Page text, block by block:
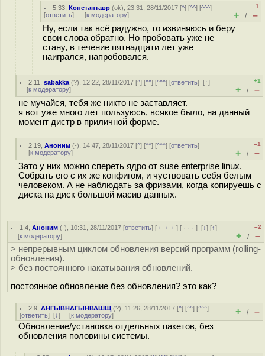
5.33 ,Константавр (ok), 23:31, 28/11/2017 [^] [^^] [^^^]
[ответить] [к модератору]
–1
+ / –
Ну, если так всё радужно, то извиняюсь и беру
свои слова обратно. Но пробовать уже не
стану, в течение пятнадцати лет уже
наигрался, напробовался.
2.11 ,sabakka (?), 12:22, 28/11/2017 [^] [^^] [^^^] [ответить][↑]
[к модератору]
+1
+ / –
не мучайся, тебя же никто не заставляет.
я вот уже много лет пользуюсь, всякое было, на данный
момент дистр в приличной форме.
2.19 ,Аноним (-), 14:47, 28/11/2017 [^] [^^] [^^^] [ответить]
[к модератору]
–1
+ / –
Зато у них можно спереть ядро от suse enterprise linux.
Собрать его с их же конфигом, и чуствовать себя белым
человеком. А не наблюдать за фризами, когда копируешь с
диска на диск большой масив данных.
1.4 ,Аноним (-), 10:31, 28/11/2017 [ответить] [ ﹢﹢﹢] [ · · ·][↓] [↑]
[к модератору]
–2
+ / –
> непрерывным циклом обновления версий программ (rolling-
обновления).
> без постоянного накатывания обновлений.
постоянное обновление без обновления? это как?
2.9 ,АНГЫВНАГЫНВАШЩ (?), 11:26, 28/11/2017 [^] [^^] [^^^]
[ответить] [↓] [к модератору] + / –
Обновление/установка отдельных пакетов, без
обновления половины системы.